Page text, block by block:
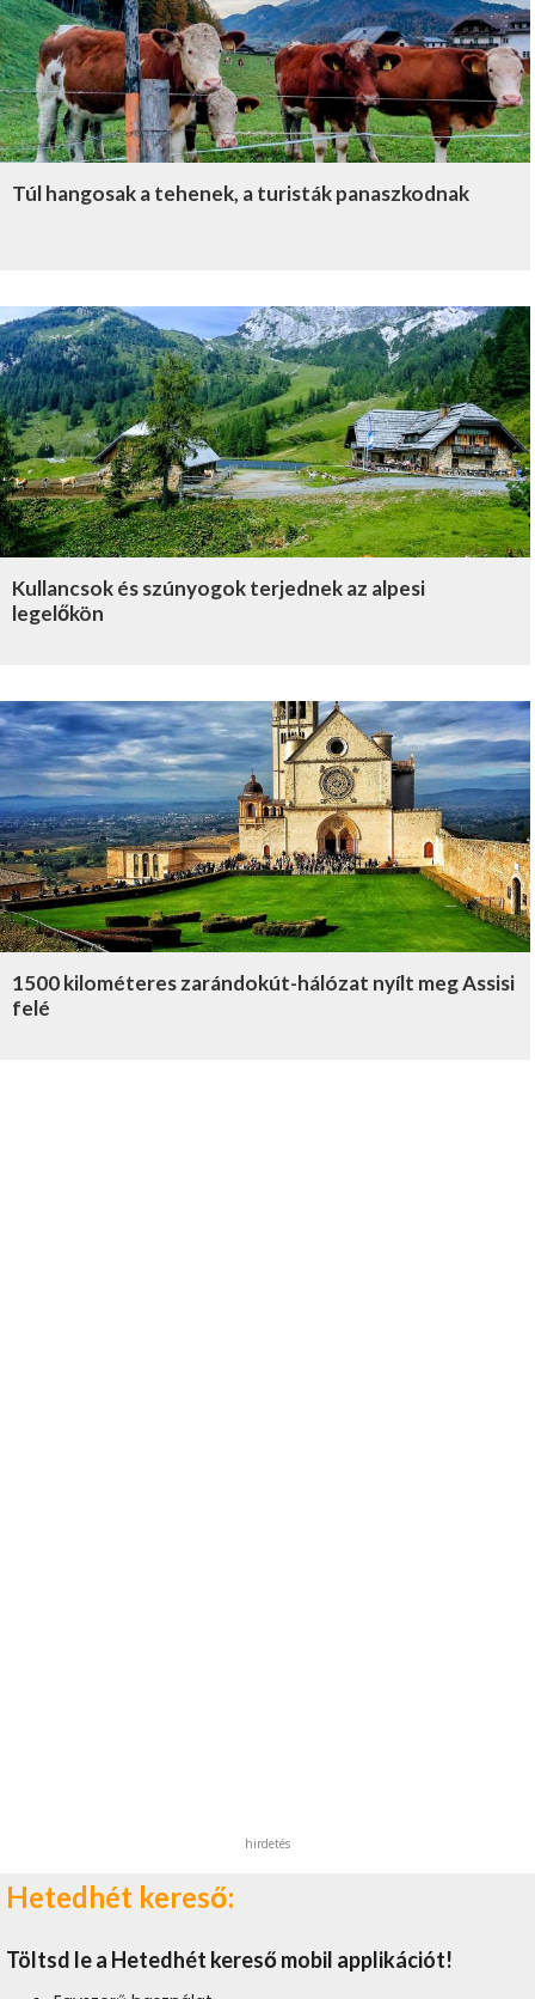
Túl hangosak a tehenek, a turisták panaszkodnak
Kullancsok és szúnyogok terjednek az alpesi
legelőkön
1500 kilométeres zarándokút-hálózat nyílt meg Assisi
felé
hirdetés
Hetedhét kereső:
Töltsd le a Hetedhét kereső mobil applikációt!